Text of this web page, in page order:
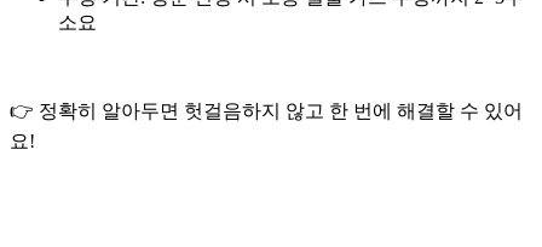
소요
👉 정확히 알아두면 헛걸음하지 않고 한 번에 해결할 수 있어
요!